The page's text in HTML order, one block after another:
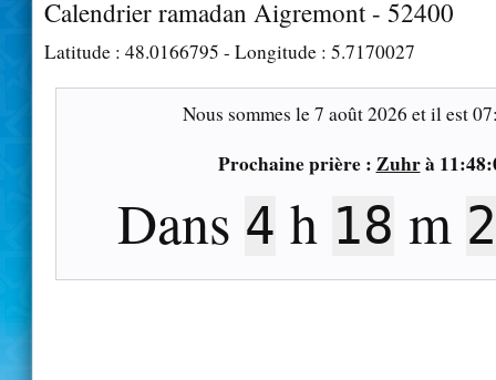
Calendrier ramadan Aigremont - 52400
Latitude : 48.0166795 - Longitude : 5.7170027
Nous sommes le7 août 2026 et il est
Prochaine prière : Zuhrà
Dans 4 h 18 m